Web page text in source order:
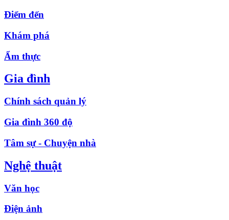
Điểm đến
Khám phá
Ẩm thực
Gia đình
Chính sách quản lý
Gia đình 360 độ
Tâm sự - Chuyện nhà
Nghệ thuật
Văn học
Điện ảnh